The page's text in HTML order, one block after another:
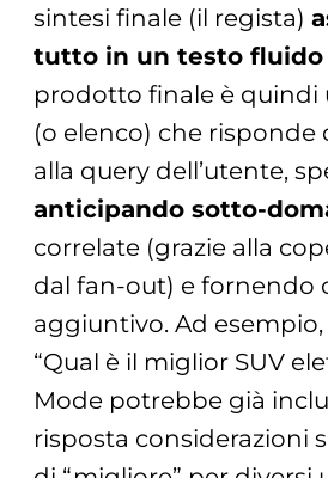
sintesi finale (il regista)
tutto in un testo fluido
prodotto finale è quindi
(o elenco) che
alla query dell’utente,
anticipando sotto-
correlate (grazie alla
dal fan-out) e fornendo
aggiuntivo. Ad
“Qual è il miglior SUV
Mode potrebbe già
risposta considerazioni